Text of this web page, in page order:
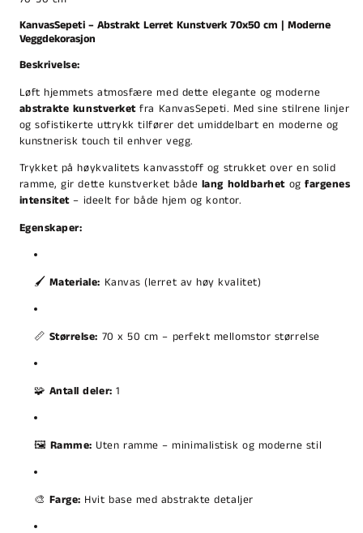
KanvasSepeti – Abstrakt Lerret Kunstverk 70x50 cm | Moderne
Veggdekorasjon
Beskrivelse:
Løft hjemmets atmosfære med dette elegante og moderne
abstrakte kunstverketfra KanvasSepeti. Med sine stilrene linjer
og sofistikerte uttrykk tilfører det umiddelbart en moderne og
kunstnerisk touch til enhver vegg.
Trykket på høykvalitets kanvasstoff og strukket over en solid
ramme, gir dette kunstverket både lang holdbarhetogfargenes
intensitet– ideelt for både hjem og kontor.
Egenskaper:
🖌️ Materiale: Kanvas (lerret av høy kvalitet)
📏 Størrelse: 70 x 50 cm – perfekt mellomstor størrelse
🧩 Antall deler: 1
🖼️ Ramme: Uten ramme – minimalistisk og moderne stil
🎨 Farge: Hvit base med abstrakte detaljer